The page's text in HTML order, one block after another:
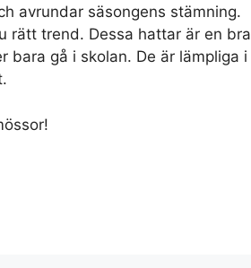
avrundar säsongens stämning.
rätt trend. Dessa hattar är en bra
bara gå i skolan. De är lämpliga i